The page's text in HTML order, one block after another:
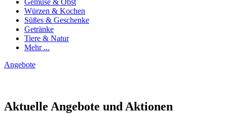
Gemüse & Obst
Würzen & Kochen
Süßes & Geschenke
Getränke
Tiere & Natur
Mehr ...
Angebote
Aktuelle Angebote und Aktionen